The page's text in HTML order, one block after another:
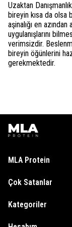
Uzaktan
bireyin kısa da olsa
aşinalığı en azından
uygulanışlarını
verimsizdir.
bireyin öğünlerini
gerekmektedir.
MLA Protein
Çok Satanlar
Kategoriler